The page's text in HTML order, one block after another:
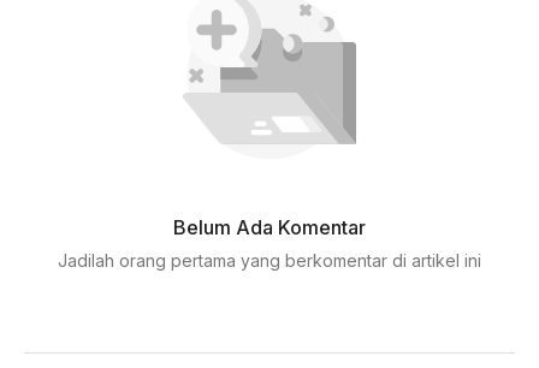
Belum Ada Komentar
Jadilah orang pertama yang berkomentar di artikel ini